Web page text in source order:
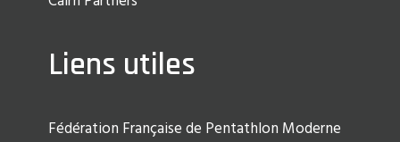
Liens utiles
Fédération Française de Pentathlon Moderne